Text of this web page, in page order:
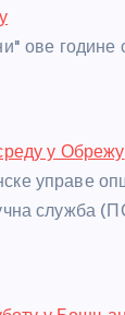
ове године
у Обрежу
управе
служба